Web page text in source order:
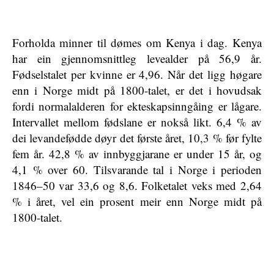
Forholda minner til dømes om Kenya i dag. Kenya
har ein gjennomsnittleg levealder på 56,9 år.
Fødselstalet per kvinne er 4,96. Når det ligg høgare
enn i Norge midt på 1800-talet, er det i hovudsak
fordi normalalderen for ekteskapsinngåing er lågare.
Intervallet mellom fødslane er nokså likt. 6,4 % av
dei levandefødde døyr det første året, 10,3 % før fylte
fem år. 42,8 % av innbyggjarane er under 15 år, og
4,1 % over 60. Tilsvarande tal i Norge i perioden
1846–50 var 33,6 og 8,6. Folketalet veks med 2,64
% i året, vel ein prosent meir enn Norge midt på
1800-talet.